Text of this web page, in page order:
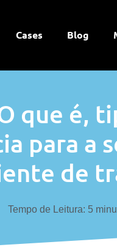
Cases Blog
que é,
para a
de
Tempo de Leitura: 5